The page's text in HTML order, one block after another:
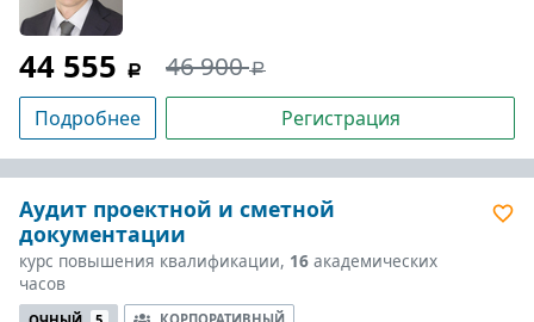
44 555 46 900
Подробнее Регистрация
Аудит проектной и сметной
документации
курс повышения квалификации, 16 академических
часов